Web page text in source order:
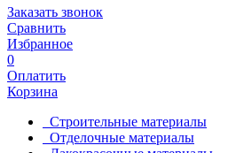
Заказать звонок
Сравнить
Избранное
0
Оплатить
Корзина
Строительные материалы
Отделочные материалы